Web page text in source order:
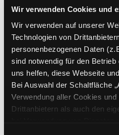
Wir verwenden Cookies und
Wir verwenden auf unserer
Technologien von
personenbezogenen Daten
sind notwendig für den
uns helfen, diese Webseite
Bei Auswahl der Schaltfläche
Verwendung aller Cookies
Drittanbietern als auch den
Signatur:JP.R VIS
Standort 2:
Ausleihe
Status:Verfügbar
Vorbestellungen:0
Mediengruppe:
Frist:
Barcode:
0705BU26844
Standort 3: